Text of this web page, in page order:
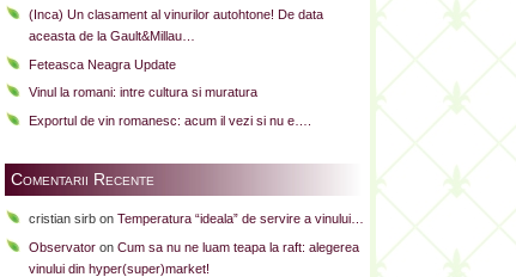
(Inca) Un clasament al vinurilor autohtone! De data
aceasta de la Gault&Millau…
Feteasca Neagra Update
Vinul la romani: intre cultura si muratura
Exportul de vin romanesc: acum il vezi si nu e….
Comentarii Recente
cristian sirb on Temperatura “ideala” de servire a vinului…
Observator on Cum sa nu ne luam teapa la raft: alegerea
vinului din hyper(super)market!